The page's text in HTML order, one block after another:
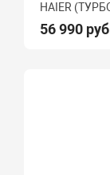
HAIER
56 990